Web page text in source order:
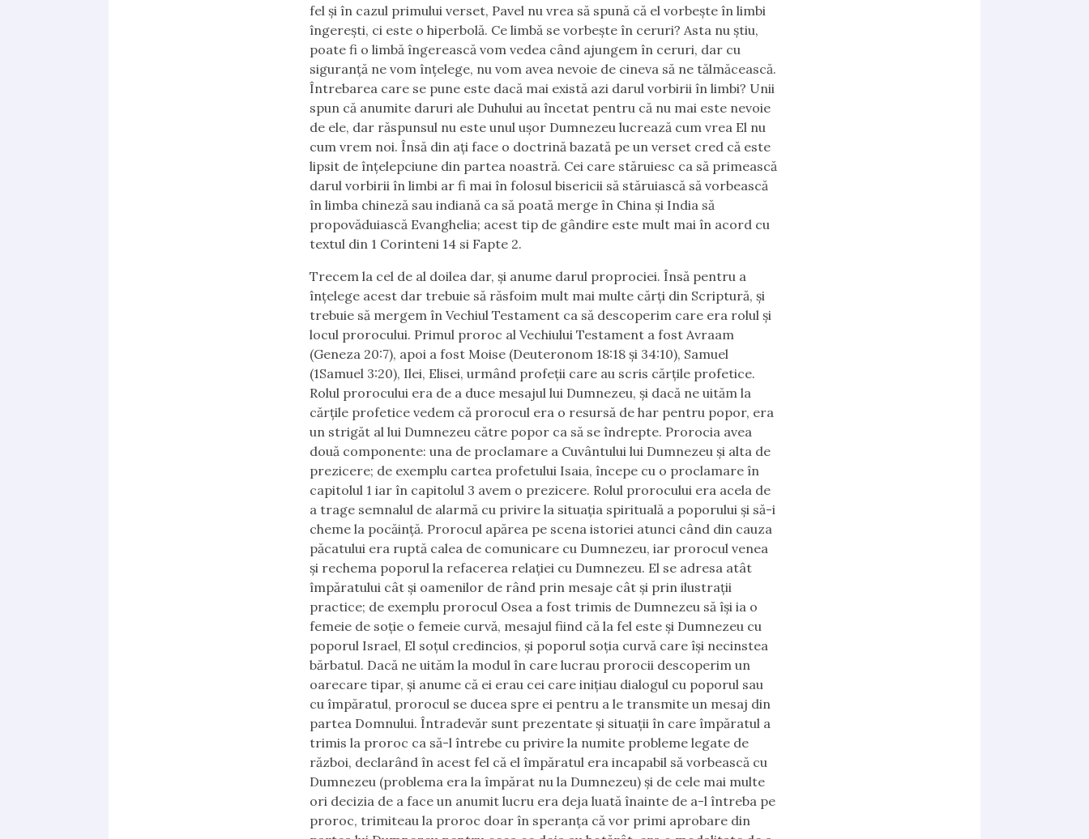
fel și în cazul primului verset, Pavel nu vrea să spună că el vorbește în limbi
îngerești, ci este o hiperbolă. Ce limbă se vorbește în ceruri? Asta nu știu,
poate fi o limbă îngerească vom vedea când ajungem în ceruri, dar cu
siguranță ne vom înțelege, nu vom avea nevoie de cineva să ne tălmăcească.
Întrebarea care se pune este dacă mai există azi darul vorbirii în limbi? Unii
spun că anumite daruri ale Duhului au încetat pentru că nu mai este nevoie
de ele, dar răspunsul nu este unul ușor Dumnezeu lucrează cum vrea El nu
cum vrem noi. Însă din ați face o doctrină bazată pe un verset cred că este
lipsit de înțelepciune din partea noastră. Cei care stăruiesc ca să primească
darul vorbirii în limbi ar fi mai în folosul bisericii să stăruiască să vorbească
în limba chineză sau indiană ca să poată merge în China și India să
propovăduiască Evanghelia; acest tip de gândire este mult mai în acord cu
textul din 1 Corinteni 14 si Fapte 2.
Trecem la cel de al doilea dar, și anume darul proprociei. Însă pentru a
înțelege acest dar trebuie să răsfoim mult mai multe cărți din Scriptură, și
trebuie să mergem în Vechiul Testament ca să descoperim care era rolul și
locul prorocului. Primul proroc al Vechiului Testament a fost Avraam
(Geneza 20:7), apoi a fost Moise (Deuteronom 18:18 și 34:10), Samuel
(1Samuel 3:20), Ilei, Elisei, urmând profeții care au scris cărțile profetice.
Rolul prorocului era de a duce mesajul lui Dumnezeu, și dacă ne uităm la
cărțile profetice vedem că prorocul era o resursă de har pentru popor, era
un strigăt al lui Dumnezeu către popor ca să se îndrepte. Prorocia avea
două componente: una de proclamare a Cuvântului lui Dumnezeu și alta de
prezicere; de exemplu cartea profetului Isaia, începe cu o proclamare în
capitolul 1 iar în capitolul 3 avem o prezicere. Rolul prorocului era acela de
a trage semnalul de alarmă cu privire la situația spirituală a poporului și să-i
cheme la pocăință. Prorocul apărea pe scena istoriei atunci când din cauza
păcatului era ruptă calea de comunicare cu Dumnezeu, iar prorocul venea
și rechema poporul la refacerea relației cu Dumnezeu. El se adresa atât
împăratului cât și oamenilor de rând prin mesaje cât și prin ilustrații
practice; de exemplu prorocul Osea a fost trimis de Dumnezeu să își ia o
femeie de soție o femeie curvă, mesajul fiind că la fel este și Dumnezeu cu
poporul Israel, El soțul credincios, și poporul soția curvă care își necinstea
bărbatul. Dacă ne uităm la modul în care lucrau prorocii descoperim un
oarecare tipar, și anume că ei erau cei care inițiau dialogul cu poporul sau
cu împăratul, prorocul se ducea spre ei pentru a le transmite un mesaj din
partea Domnului. Întradevăr sunt prezentate și situații în care împăratul a
trimis la proroc ca să-l întrebe cu privire la numite probleme legate de
război, declarând în acest fel că el împăratul era incapabil să vorbească cu
Dumnezeu (problema era la împărat nu la Dumnezeu) și de cele mai multe
ori decizia de a face un anumit lucru era deja luată înainte de a-l întreba pe
proroc, trimiteau la proroc doar în speranța că vor primi aprobare din